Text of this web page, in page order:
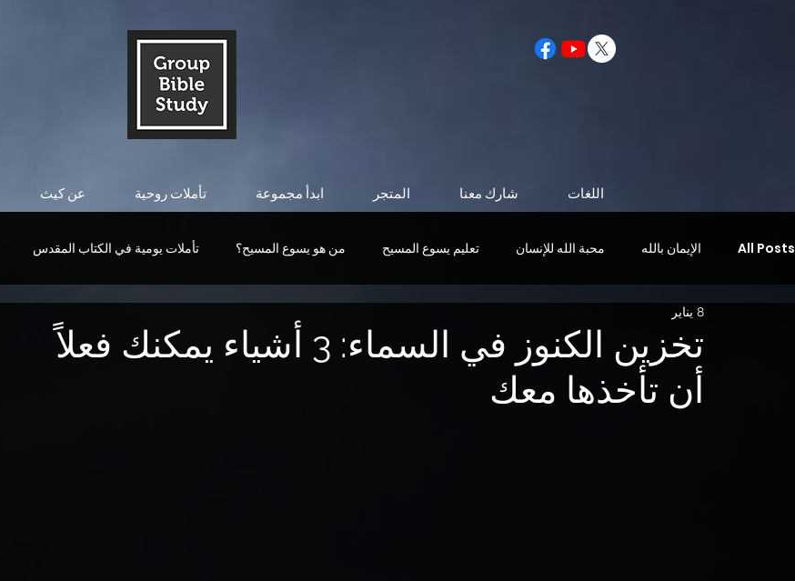
عن كيث تأملات روحية ابدأ مجموعة المتجر شارك معنا اللغات
All Posts الإيمان بالله محبة الله للإنسان تعليم يسوع المسيح من هو يسوع المسيح؟ تأملات يومية في الكتاب المقدس
الحياة بعد الموت التأملات اليومية
الروح القدس
تخزين الكنوز في السماء: 3 أشياء يمكنك فعلاً
أن تأخذها معك
8 يناير